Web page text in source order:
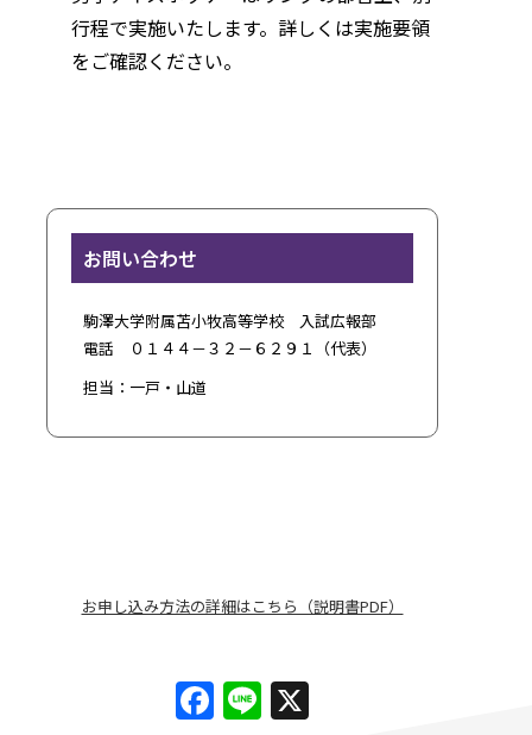
行程で実施いたします。詳しくは実施要領
をご確認ください。
お問い合わせ
駒澤大学附属苫小牧高等学校 入試広報部
電話 ０１４４－３２－６２９１（代表）
担当：一戸・山道
お申し込み方法の詳細はこちら（説明書PDF）
Facebook
Line